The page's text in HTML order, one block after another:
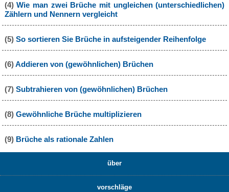
(4)Wie man zwei Brüche mit ungleichen (unterschiedlichen)
Zählern und Nennern vergleicht
(5) So sortieren Sie Brüche in aufsteigender Reihenfolge
(6)Addieren von (gewöhnlichen) Brüchen
(7) Subtrahieren von (gewöhnlichen) Brüchen
(8) Gewöhnliche Brüche multiplizieren
(9) Brüche als rationale Zahlen
über
vorschläge